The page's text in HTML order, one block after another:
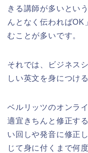
きる講師が多いとい
んとなく伝わればOK
むことが多いです。
それでは、ビジネス
しい英文を身につけ
ベルリッツのオンラ
適宜きちんと修正す
い回しや発音に修正
じて身に付くまで何